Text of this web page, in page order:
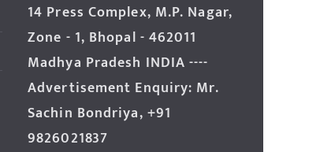
14 Press Complex, M.P. Nagar,
Zone - 1, Bhopal - 462011
Madhya Pradesh INDIA ----
Advertisement Enquiry: Mr.
Sachin Bondriya, +91
9826021837